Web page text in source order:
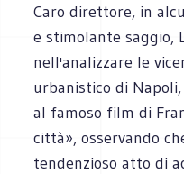
Caro direttore, in
e stimolante saggio,
nell'analizzare le
urbanistico di
al famoso film di
città», osservando
tendenzioso atto di